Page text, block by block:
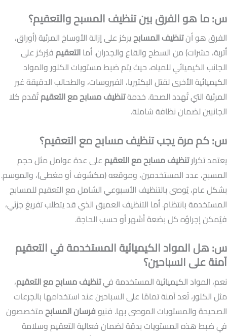
س: ما هو الفرق بين تنظيف المسبح والتعقيم؟
الفرق هو أنتنظيف المسابحيركز على إزالة الأوساخ المرئية (أوراق،
أتربة، حشرات) من السطح والقاع والجدران. أماالتعقيمفيُركز على
الجانب الكيميائي للمياه، حيث يتم ضبط مستويات الكلور والمواد
الكيميائية الأخرى لقتل البكتيريا، الفيروسات، والطحالب الدقيقة غير
المرئية التي تُهدد الصحة. خدمةتنظيف مسابح مع التعقيمتُقدم كلا
الجانبين لضمان نظافة شاملة.
س: كم مرة يجب تنظيف مسابح مع التعقيم؟
يعتمد تكرارتنظيف مسابح مع التعقيمعلى عدة عوامل مثل حجم
المسبح، عدد المستخدمين، وموقعه (مكشوف أو مغطى)، والموسم.
بشكل عام، يُوصى بالتنظيف الأسبوعي الشامل مع التعقيم للمسابح
المستخدمة بانتظام. أما التنظيف العميق الذي قد يتطلب تفريغ جزئي،
فيُمكن إجراؤه كل بضعة أشهر أو حسب الحاجة.
س: هل المواد الكيميائية المستخدمة في التعقيم
آمنة على السباحين؟
نعم، المواد الكيميائية المستخدمة فيتنظيف مسابح مع التعقيم،
مثل الكلور، تُعد آمنة تمامًا على السباحين عند استخدامها بالجرعات
الصحيحة والمستويات الموصى بها. فنيوفرسان المسابحمتخصصون
في ضبط هذه المستويات بدقة لضمان فعالية التعقيم وسلامة